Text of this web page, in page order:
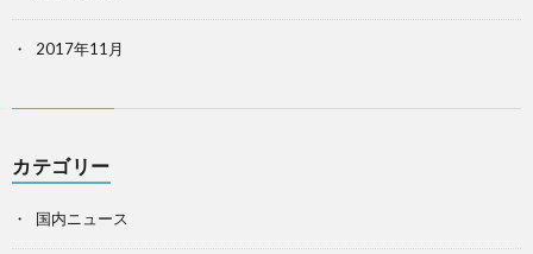
2017年11月
カテゴリー
国内ニュース